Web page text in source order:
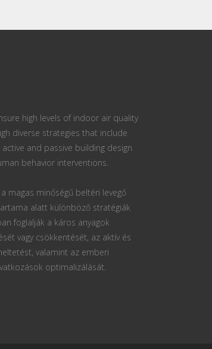
high levels of indoor air quality
diverse strategies that include
and passive building design
behavior interventions.
magas minőségű beltéri levegő
alatt különböző stratégiák
foglalják a káros anyagok
vagy csökkentését, az aktív és
valamint az emberi
optimalizálását.